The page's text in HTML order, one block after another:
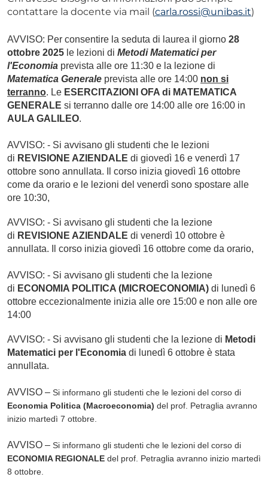
contattare la docente via mail (carla.rossi@unibas.it)
AVVISO: Per consentire la seduta di laurea il giorno 28
ottobre 2025 le lezioni di Metodi Matematici per
l'Economia prevista alle ore 11:30 e la lezione di
Matematica Generale prevista alle ore 14:00 non si
terranno. Le ESERCITAZIONI OFA di MATEMATICA
GENERALE si terranno dalle ore 14:00 alle ore 16:00 in
AULA GALILEO.
AVVISO: - Si avvisano gli studenti che le lezioni
di REVISIONE AZIENDALE di giovedì 16 e venerdì 17
ottobre sono annullata. Il corso inizia giovedì 16 ottobre
come da orario e le lezioni del venerdì sono spostare alle
ore 10:30,
AVVISO: - Si avvisano gli studenti che la lezione
di REVISIONE AZIENDALE di venerdì 10 ottobre è
annullata. Il corso inizia giovedì 16 ottobre come da orario,
AVVISO: - Si avvisano gli studenti che la lezione
di ECONOMIA POLITICA (MICROECONOMIA) di lunedì 6
ottobre eccezionalmente inizia alle ore 15:00 e non alle ore
14:00
AVVISO: - Si avvisano gli studenti che la lezione di Metodi
Matematici per l'Economia di lunedì 6 ottobre è stata
annullata.
AVVISO – Si informano gli studenti che le lezioni del corso di
Economia Politica (Macroeconomia) del prof. Petraglia avranno
inizio martedì 7 ottobre.
AVVISO – Si informano gli studenti che le lezioni del corso di
ECONOMIA REGIONALE del prof. Petraglia avranno inizio martedì
8 ottobre.